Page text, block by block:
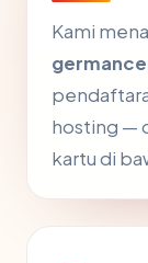
Kami
hosting —
kartu di